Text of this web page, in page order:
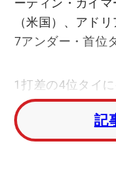
ーティン・カイ
（米国）、アド
7アンダー・首位
1打差の4位タイ
オルティス（メ
にはセルヒオ・ガ
ン・ジョンソン
記